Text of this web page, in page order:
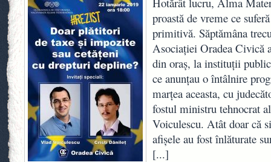
proastă de vreme ce
primitivă. Săptămâna
Asociaţiei Oradea Civică
din oraş, la instituţii
ce anunţau o întâlnire
marţea aceasta, cu
fostul ministru tehnocrat
Voiculescu. Atât doar că
afişele au fost înlăturate
[...]